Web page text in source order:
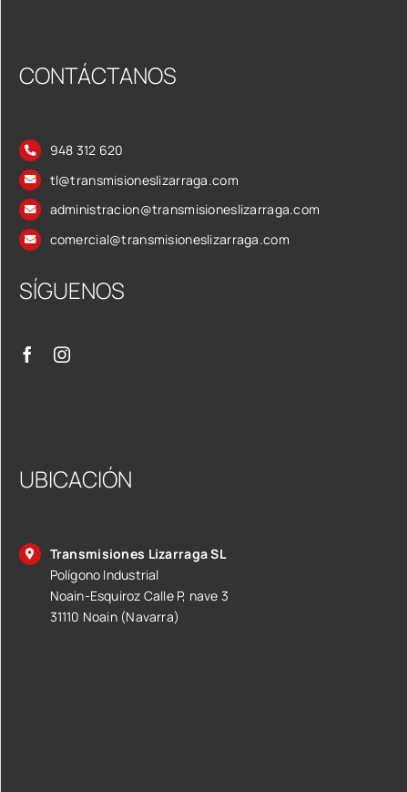
CONTÁCTANOS
948 312 620
tl@transmisioneslizarraga.com
administracion@transmisioneslizarraga.com
comercial@transmisioneslizarraga.com
SÍGUENOS
UBICACIÓN
Transmisiones Lizarraga SL
Polígono Industrial
Noain-Esquiroz Calle P, nave 3
31110 Noain (Navarra)